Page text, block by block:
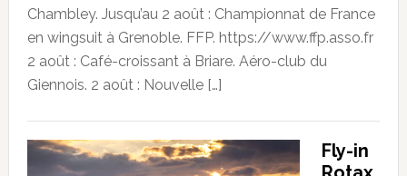
Chambley. Jusqu’au 2 août : Championnat de France
en wingsuit à Grenoble. FFP. https://www.ffp.asso.fr
2 août : Café-croissant à Briare. Aéro-club du
Giennois. 2 août : Nouvelle […]
Fly-in